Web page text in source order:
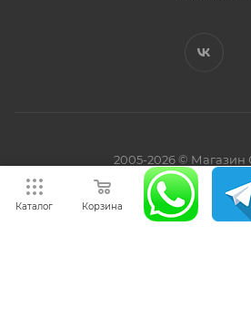
2005-2026 © Магазин
ООО “Север-З” ИНН
Каталог Корзина